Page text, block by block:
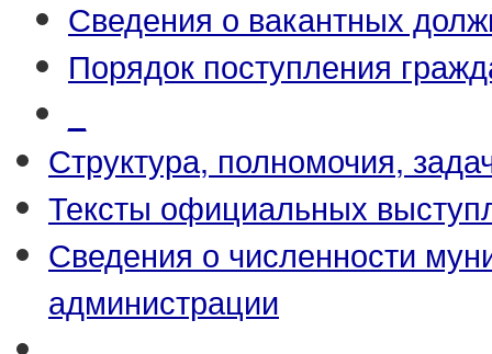
Сведения о вакантных
Порядок поступления
Структура, полномочия,
Тексты официальных
Сведения о численности
администрации